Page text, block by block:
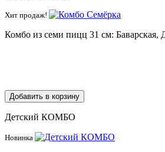
Хит продаж!
Комбо из семи пицц 31 см:
Добавить в корзину
Детский КОМБО
Новинка